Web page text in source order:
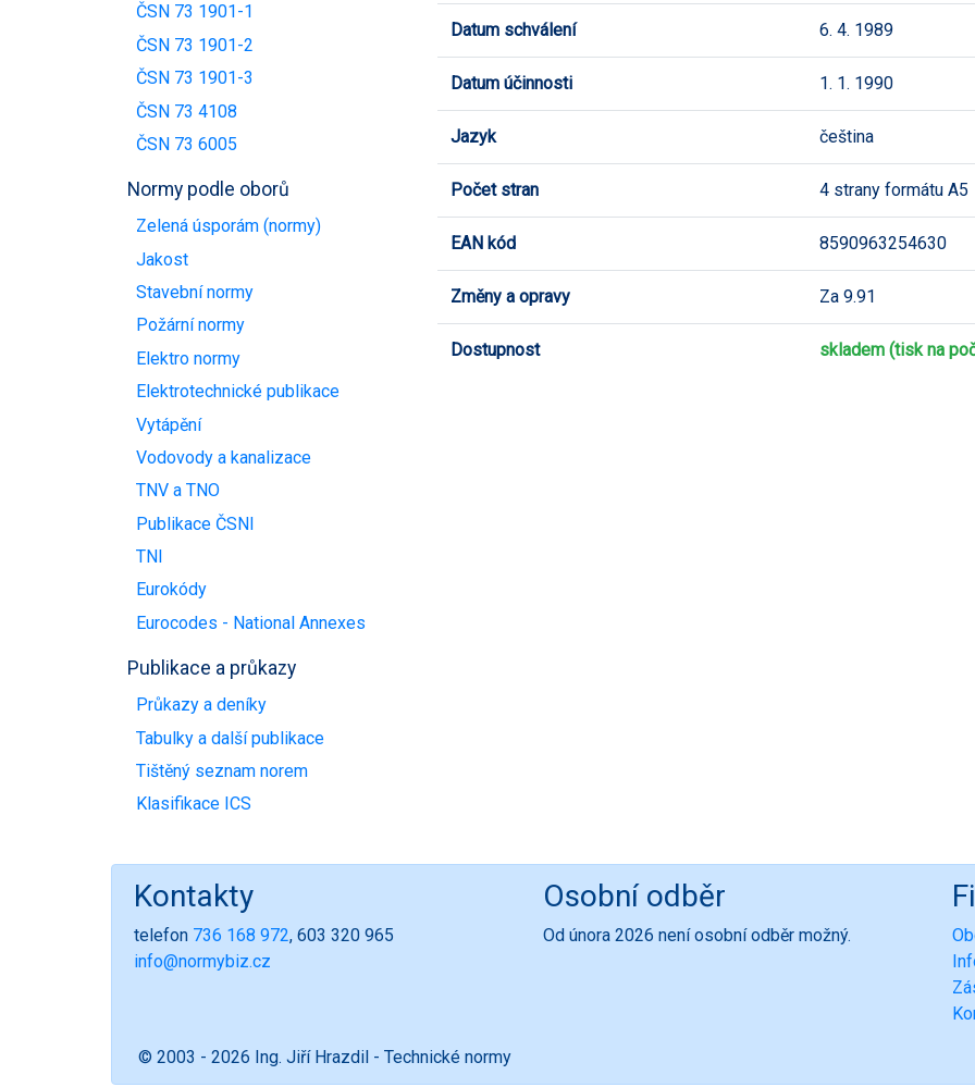
ČSN 73 1901-1
ČSN 73 1901-2
ČSN 73 1901-3
ČSN 73 4108
ČSN 73 6005
Normy podle oborů
Zelená úsporám (normy)
Jakost
Stavební normy
Požární normy
Elektro normy
Elektrotechnické publikace
Vytápění
Vodovody a kanalizace
TNV a TNO
Publikace ČSNI
TNI
Eurokódy
Eurocodes - National Annexes
Publikace a průkazy
Průkazy a deníky
Tabulky a další publikace
Tištěný seznam norem
Klasifikace ICS
Datum schválení 6. 4. 1989
Datum účinnosti 1. 1. 1990
Jazyk čeština
Počet stran 4 strany formátu A5
EAN kód 8590963254630
Změny a opravy Za 9.91
Dostupnost skladem (tisk na
Kontakty
telefon 736 168 972, 603 320 965
info@normybiz.cz
Osobní odběr
Od února 2026 není osobní odběr možný.
© 2003 - 2026 Ing. Jiří Hrazdil - Technické normy